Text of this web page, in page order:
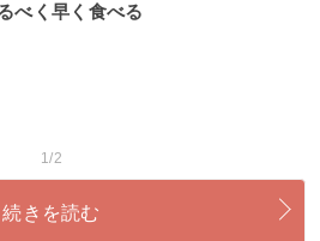
べく早く食べる
1/2
続きを読む